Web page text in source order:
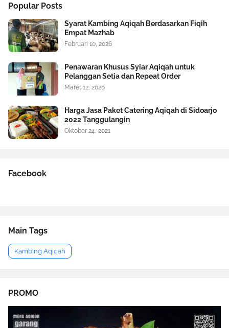
Popular Posts
Syarat Kambing Aqiqah Berdasarkan Fiqih
Empat Mazhab
Februari 10, 2026
Penawaran Khusus Syiar Aqiqah untuk
Pelanggan Setia dan Repeat Order
Maret 12, 2026
Harga Jasa Paket Catering Aqiqah di Sidoarjo
2022 Tanggulangin
Oktober 24, 2021
Facebook
Main Tags
Kambing Aqiqah
PROMO